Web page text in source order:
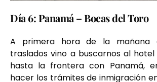
Día 6: Panamá – Bocas del Toro
A primera hora de la mañana
traslados vino a buscarnos al
hasta la frontera con Panamá,
hacer los trámites de inmigración